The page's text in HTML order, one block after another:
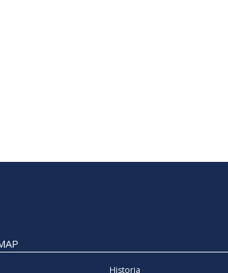
Historia